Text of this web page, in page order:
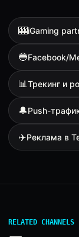
🎰iGaming
🔵Facebook/
📊Трекинг и
🔔Push-
✈️Реклама в
RELATED CHANNELS